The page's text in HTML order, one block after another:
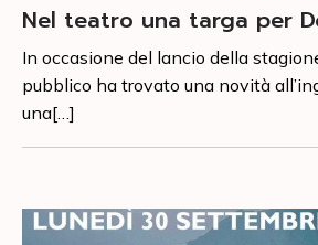
Nel teatro una targa per
In occasione del lancio della
pubblico ha trovato una novità
una[…]